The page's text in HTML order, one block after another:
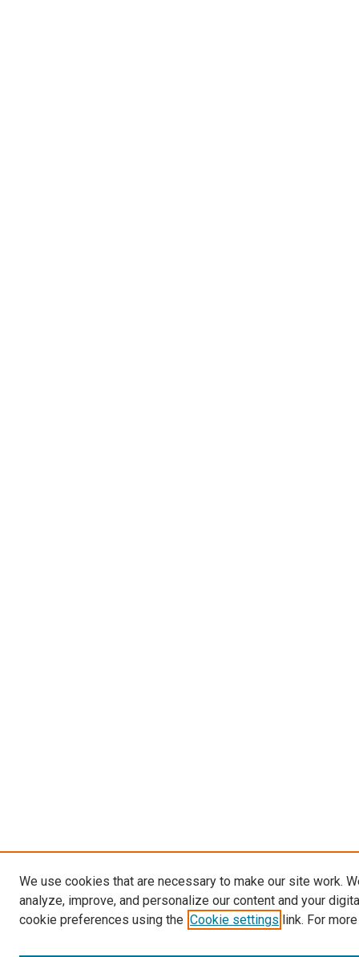
We use cookies that are necessary to make our site work.
analyze, improve, and personalize our content and your
cookie preferences using the Cookie settings link. For